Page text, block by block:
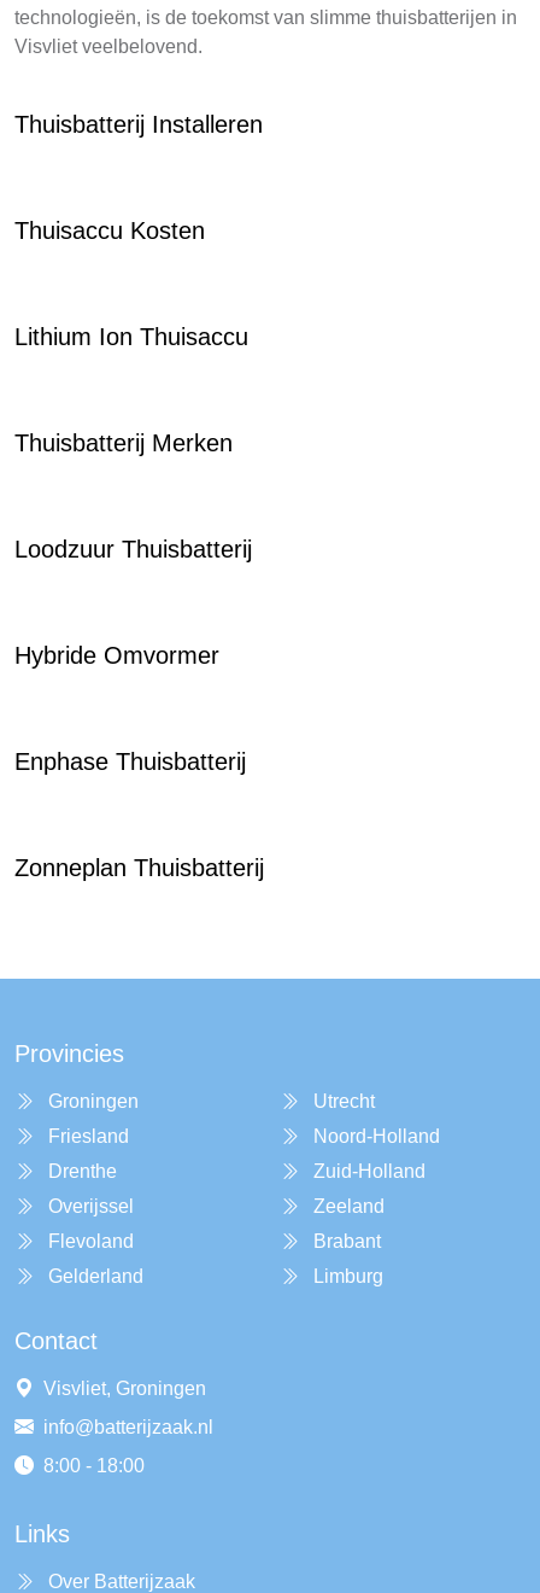
technologieën, is de toekomst van slimme thuisbatterijen in
Visvliet veelbelovend.
Thuisbatterij Installeren
Thuisaccu Kosten
Lithium Ion Thuisaccu
Thuisbatterij Merken
Loodzuur Thuisbatterij
Hybride Omvormer
Enphase Thuisbatterij
Zonneplan Thuisbatterij
Provincies
Groningen
Friesland
Drenthe
Overijssel
Flevoland
Gelderland
Utrecht
Noord-Holland
Zuid-Holland
Zeeland
Brabant
Limburg
Contact
Visvliet, Groningen
info@batterijzaak.nl
8:00 - 18:00
Links
Over Batterijzaak